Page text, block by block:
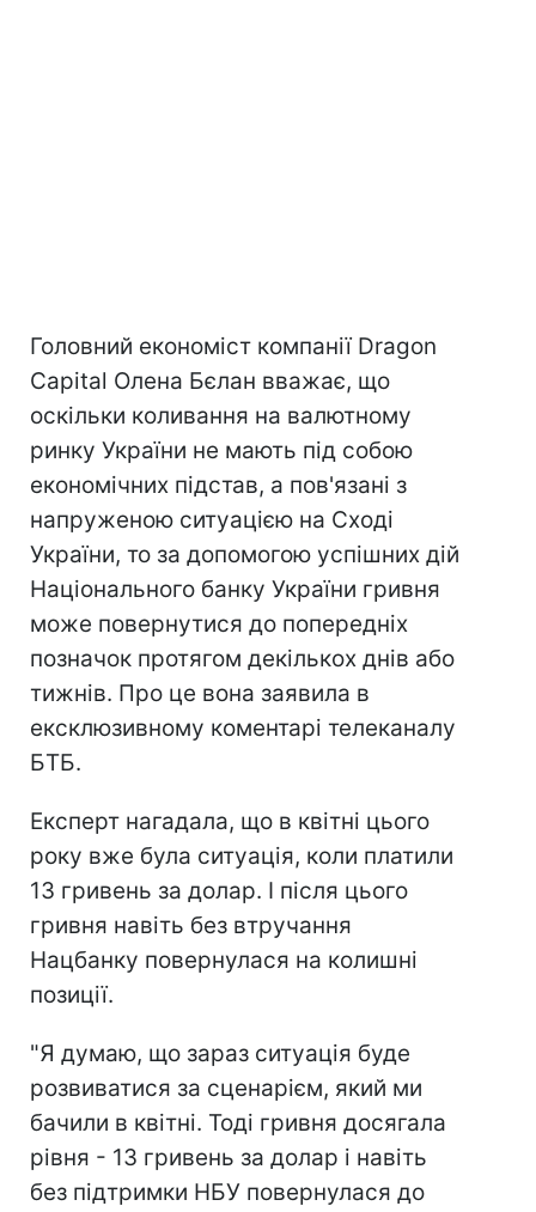
Головний економіст компанії Dragon
Capital Олена Бєлан вважає, що
оскільки коливання на валютному
ринку України не мають під собою
економічних підстав, а пов'язані з
напруженою ситуацією на Сході
України, то за допомогою успішних дій
Національного банку України гривня
може повернутися до попередніх
позначок протягом декількох днів або
тижнів. Про це вона заявила в
ексклюзивному коментарі телеканалу
БТБ.
Експерт нагадала, що в квітні цього
року вже була ситуація, коли платили
13 гривень за долар. І після цього
гривня навіть без втручання
Нацбанку повернулася на колишні
позиції.
"Я думаю, що зараз ситуація буде
розвиватися за сценарієм, який ми
бачили в квітні. Тоді гривня досягала
рівня - 13 гривень за долар і навіть
без підтримки НБУ повернулася до